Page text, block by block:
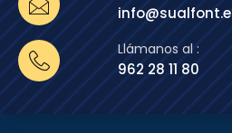
Llámanos al :
962 28 11 80